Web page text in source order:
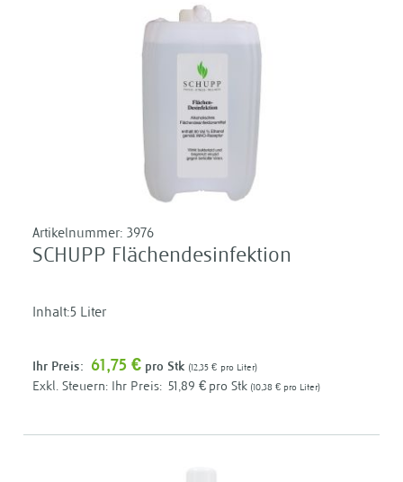
Artikelnummer: 3976
SCHUPP Flächendesinfektion
Inhalt:5 Liter
Ihr Preis: 61,75 € pro Stk 12,35 € pro Liter
Ihr Preis: 51,89 € pro Stk 10,38 € pro Liter